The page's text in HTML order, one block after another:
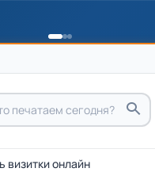
визитки онлайн